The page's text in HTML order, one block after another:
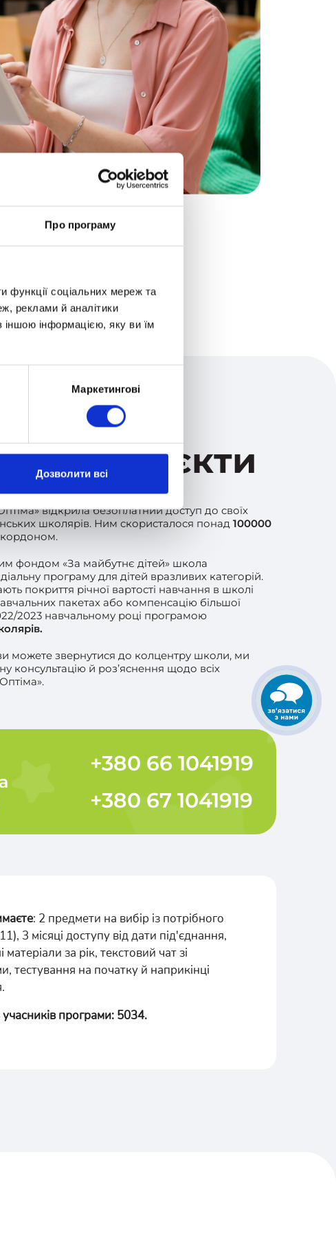
Про програму
функції соціальних мереж та
реклами й аналітики
інформацією, яку ви їм
Маркетингові
Дозволити всіпроєкти
відкрила безоплатний доступ до своїх
школярів. Ним скористалося понад100000
кордоном.
фондом «За майбутнє дітей» школа
програму для дітей вразливих категорій.
покриття річної вартості навчання в школі
пакетах або компенсацію більшої
2023 навчальному році програмою
можете звернутися до колцентру школи, ми
консультацію й роз’яснення щодо всіх
+380 66 1041919
+380 67 1041919
: 2 предмети на вибір із потрібного
3 місяці доступу від дати під'єднання,
матеріали за рік, текстовий чат зі
тестування на початку й наприкінці
учасників програми: 5034.